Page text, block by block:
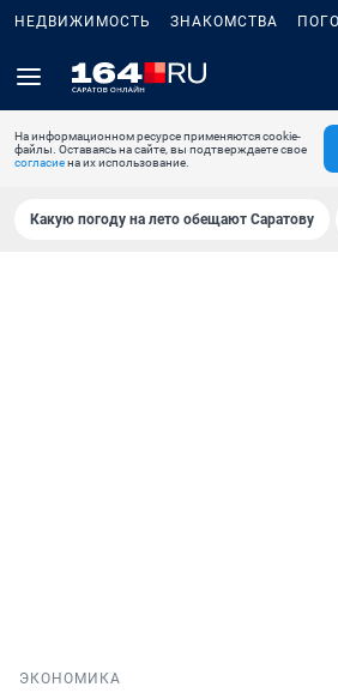
НЕДВИЖИМОСТЬ ЗНАКОМСТВА
На информационном ресурсе применяются cookie-
файлы. Оставаясь на сайте, вы подтверждаете свое
согласиена их использование.
Какую погоду на лето обещают Саратову
ЭКОНОМИКА